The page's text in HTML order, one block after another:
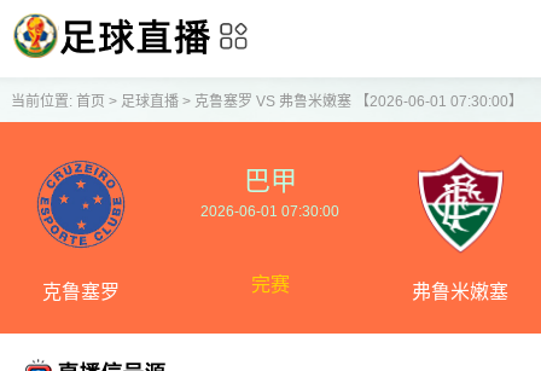
当前位置: 首页 > 足球直播> 克鲁塞罗 VS 弗鲁米嫩塞 【2026-06-01 07:30:00】
克鲁塞罗
巴甲
2026-06-01 07:30:00
完赛 弗鲁米嫩塞